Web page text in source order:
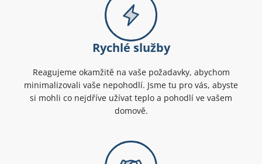
Rychlé služby
Reagujeme okamžitě na vaše požadavky, abychom
minimalizovali vaše nepohodlí. Jsme tu pro vás, abyste
si mohli co nejdříve užívat teplo a pohodlí ve vašem
domově.